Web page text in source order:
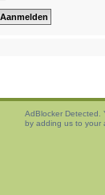
AdBlocker Detected.
by adding us to your